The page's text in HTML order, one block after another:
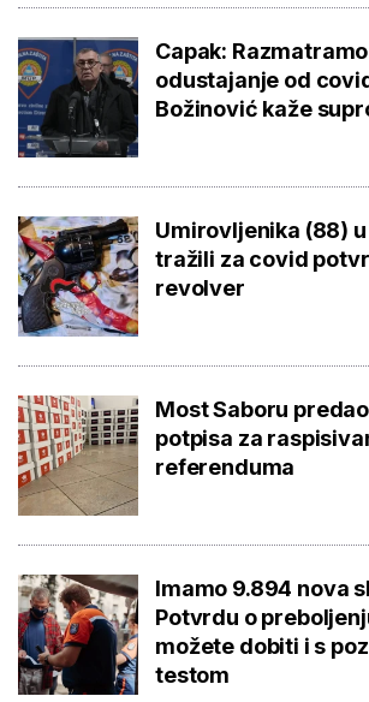
Capak:
odustajanje od
Božinović kaže
Umirovljenika (88)
tražili za covid
revolver
Most Saboru
potpisa za
referenduma
Imamo 9.894 nova
Potvrdu o
možete dobiti i s
testom